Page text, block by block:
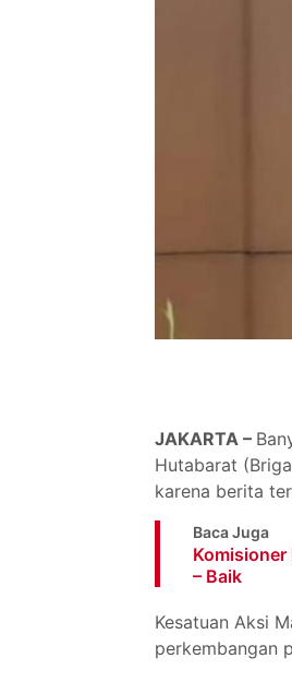
JAKARTA –
Hutabarat
karena berita
Baca Juga
Komisioner
– Baik
Kesatuan Aksi
perkembangan